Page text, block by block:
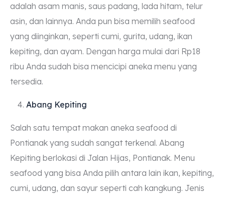
adalah asam manis, saus padang, lada hitam, telur
asin, dan lainnya. Anda pun bisa memilih seafood
yang diinginkan, seperti cumi, gurita, udang, ikan
kepiting, dan ayam. Dengan harga mulai dari Rp18
ribu Anda sudah bisa mencicipi aneka menu yang
tersedia.
Abang Kepiting
Salah satu tempat makan aneka seafood di
Pontianak yang sudah sangat terkenal. Abang
Kepiting berlokasi di Jalan Hijas, Pontianak. Menu
seafood yang bisa Anda pilih antara lain ikan, kepiting,
cumi, udang, dan sayur seperti cah kangkung. Jenis